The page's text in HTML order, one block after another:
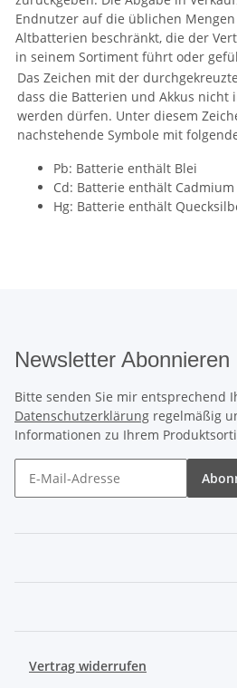
Endnutzer auf die üblichen Mengen
Altbatterien beschränkt, die der
in seinem Sortiment führt oder
Das Zeichen mit der
dass die Batterien und Akkus nicht
werden dürfen. Unter diesem
nachstehende Symbole mit
Pb: Batterie enthält Blei
Cd: Batterie enthält Cadmium
Hg: Batterie enthält
Newsletter Abonnieren
Bitte senden Sie mir entsprechend
Datenschutzerklärung regelmäßig
Informationen zu Ihrem
Vertrag widerrufen